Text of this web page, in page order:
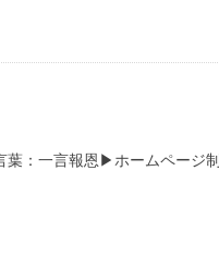
一言報恩▶ホームページ